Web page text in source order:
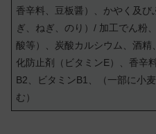
香辛料、豆板醤）、かやく及
ぎ、ねぎ、のり）/ 加工でん粉
酸等）、炭酸カルシウム、酒
化防止剤（ビタミンE）、香辛
B2、ビタミンB1、（一部に小
む）